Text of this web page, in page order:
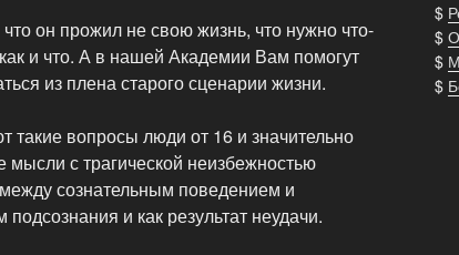
он прожил не свою жизнь, что нужно что-
и что. А в нашей Академии Вам помогут
из плена старого сценарии жизни.
такие вопросы люди от 16 и значительно
с трагической неизбежностью
сознательным поведением и
и как результат неудачи.
$
$
$
$